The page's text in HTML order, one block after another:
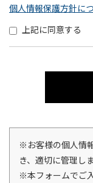
個人情報保護方針に
上記に同意する
※お客様の個人情
き、適切に管理しま
※本フォームでご